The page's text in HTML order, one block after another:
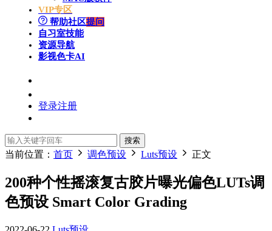
VIP专区
帮助社区提问
自习室技能
资源导航
影视色卡AI
登录注册
搜索
当前位置： 首页 调色预设 Luts预设 正文
200种个性摇滚复古胶片曝光偏色LUTs调
色预设 Smart Color Grading